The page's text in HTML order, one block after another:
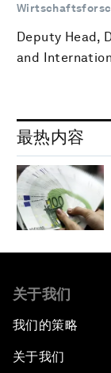
Deputy Head,
and
最热内容
关于我们
我们的策略
关于我们